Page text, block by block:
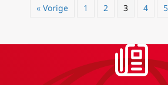
« Vorige 1 2 3 4 5